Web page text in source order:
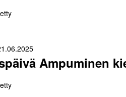
Ampuminen